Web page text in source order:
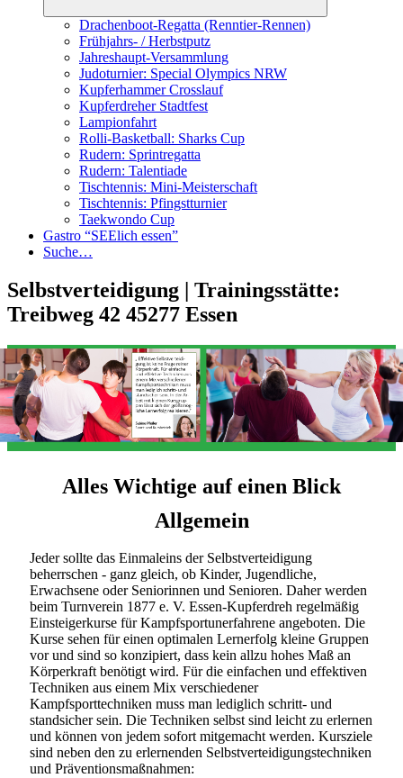
Drachenboot-Regatta (Renntier-Rennen)
Frühjahrs- / Herbstputz
Jahreshaupt-Versammlung
Judoturnier: Special Olympics NRW
Kupferhammer Crosslauf
Kupferdreher Stadtfest
Lampionfahrt
Rolli-Basketball: Sharks Cup
Rudern: Sprintregatta
Rudern: Talentiade
Tischtennis: Mini-Meisterschaft
Tischtennis: Pfingstturnier
Taekwondo Cup
Gastro “SEElich essen”
Suche…
Selbstverteidigung | Trainingsstätte:
Treibweg 42 45277 Essen
Alles Wichtige auf einen Blick
Allgemein
Jeder sollte das Einmaleins der Selbstverteidigung
beherrschen - ganz gleich, ob Kinder, Jugendliche,
Erwachsene oder Seniorinnen und Senioren. Daher werden
beim Turnverein 1877 e. V. Essen-Kupferdreh regelmäßig
Einsteigerkurse für Kampfsportunerfahrene angeboten. Die
Kurse sehen für einen optimalen Lernerfolg kleine Gruppen
vor und sind so konzipiert, dass kein allzu hohes Maß an
Körperkraft benötigt wird. Für die einfachen und effektiven
Techniken aus einem Mix verschiedener
Kampfsporttechniken muss man lediglich schritt- und
standsicher sein. Die Techniken selbst sind leicht zu erlernen
und können von jedem sofort mitgemacht werden. Kursziele
sind neben den zu erlernenden Selbstverteidigungstechniken
und Präventionsmaßnahmen: